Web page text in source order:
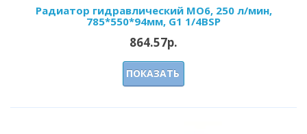
Радиатор гидравлический МО6, 250 л/мин,
785*550*94мм, G1 1/4BSP
864.57р.
ПОКАЗАТЬ